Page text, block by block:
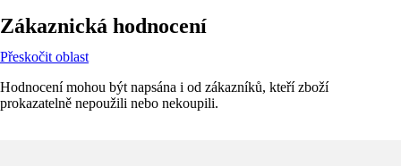
Zákaznická hodnocení
Přeskočit oblast
Hodnocení mohou být napsána i od zákazníků, kteří zboží
prokazatelně nepoužili nebo nekoupili.